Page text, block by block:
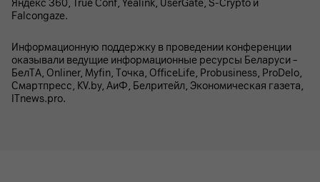
Яндекс 360, True Conf, Yealink, UserGate, S-Crypto и
Falcongaze.
Информационную поддержку в проведении конференции
оказывали ведущие информационные ресурсы Беларуси –
БелТА, Onliner, Myfin, Точка, OfficeLife, Probusiness, ProDelo,
Смартпресс, KV.by, АиФ, Белритейл, Экономическая газета,
ITnews.pro.